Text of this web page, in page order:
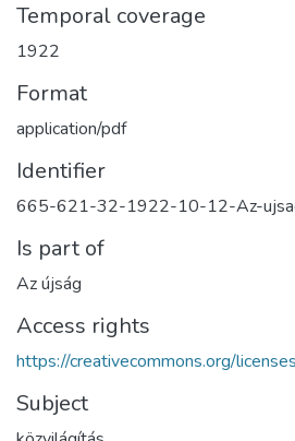
Temporal coverage
1922
Format
application/pdf
Identifier
665-621-32-1922-10-12-Az-
Is part of
Az újság
Access rights
https://creativecommons.org/
Subject